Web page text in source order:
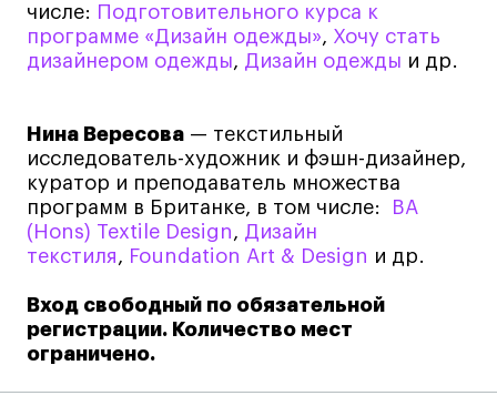
Партнеры
Связи с индустрией
Поступающим
Условия поступления
Иностранным студентам
График учебного года
числе: Подготовительного курса к
программе «Дизайн одежды», Хочу стать
дизайнером одежды, Дизайн одежды и др.
Нина Вересова — текстильный
исследователь-художник и фэшн-дизайнер,
куратор и преподаватель множества
программ в Британке, в том числе:
BA
(Hons) Textile Design , Дизайн
текстиля , Foundation Art & Design и др.
Вход свободный по обязательной
регистрации. Количество мест
ограничено.